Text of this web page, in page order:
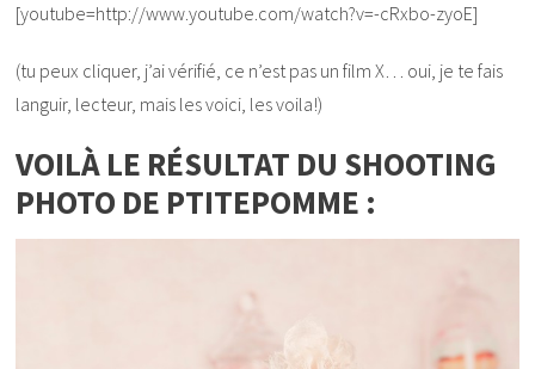
[youtube=http://www.youtube.com/watch?v=-cRxbo-zyoE]
(tu peux cliquer, j’ai vérifié, ce n’est pas un film X… oui, je te fais
languir, lecteur, mais les voici, les voila!)
VOILÀ LE RÉSULTAT DU SHOOTING
PHOTO DE PTITEPOMME :